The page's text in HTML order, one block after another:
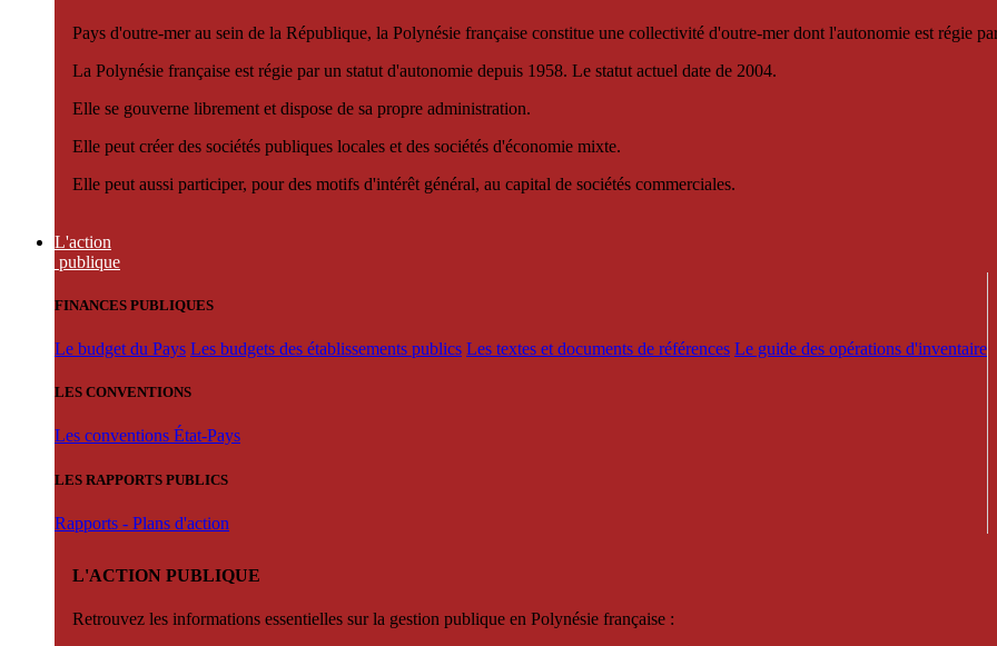
Pays d'outre-mer au sein de la République, la Polynésie française constitue une collectivité d'outre-mer dont l'autonomie est régie
La Polynésie française est régie par un statut d'autonomie depuis 1958. Le statut actuel date de 2004.
Elle se gouverne librement et dispose de sa propre administration.
Elle peut créer des sociétés publiques locales et des sociétés d'économie mixte.
Elle peut aussi participer, pour des motifs d'intérêt général, au capital de sociétés commerciales.
L'action
publique
FINANCES PUBLIQUES
Le budget du Pays Les budgets des établissements publics Les textes et documents de références Le guide des opérations d'inventaire
LES CONVENTIONS
Les conventions État-Pays
LES RAPPORTS PUBLICS
Rapports - Plans d'action
L'ACTION PUBLIQUE
Retrouvez les informations essentielles sur la gestion publique en Polynésie française :